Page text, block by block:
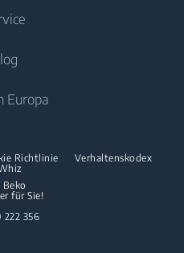
Mikrowellen
uns
& Ersatzteile
Europa
Richtlinie
Verhaltenskodex
für Sie!
356